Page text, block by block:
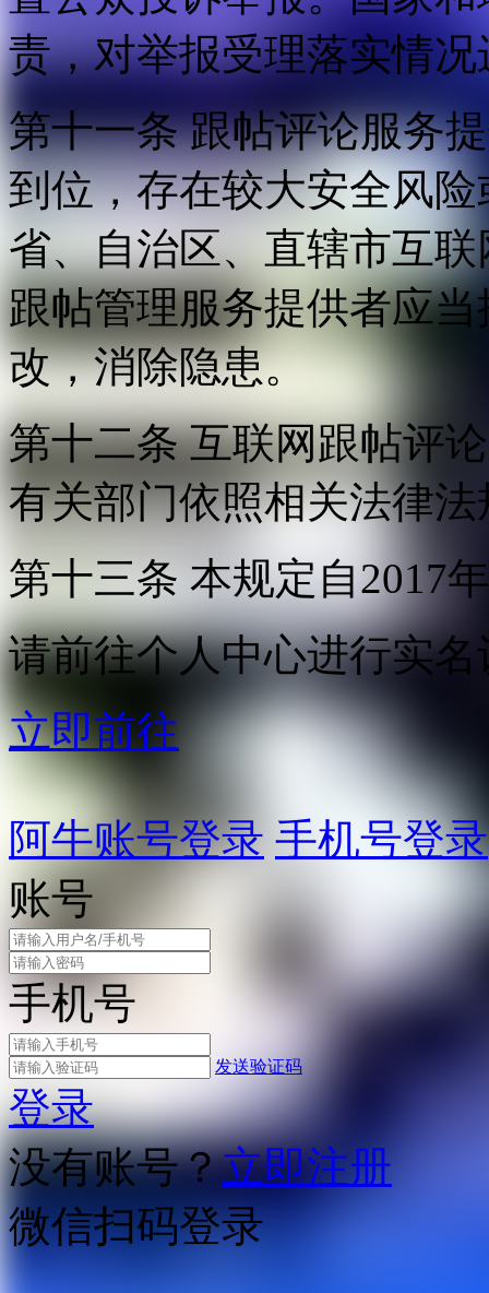
责，对举报受理落实情
第十一条 跟帖评论服务
到位，存在较大安全风
省、自治区、直辖市互
跟帖管理服务提供者应
改，消除隐患。
第十二条 互联网跟帖评
有关部门依照相关法律
第十三条 本规定自2017
请前往个人中心进行实名
立即前往
阿牛账号登录 手机号登录
账号
手机号
发送验证码
登录
没有账号？立即注册
微信扫码登录